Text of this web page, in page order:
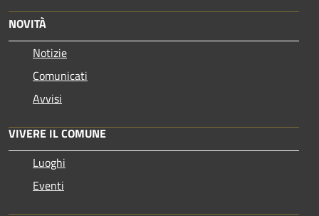
NOVITÀ
Notizie
Comunicati
Avvisi
VIVERE IL COMUNE
Luoghi
Eventi